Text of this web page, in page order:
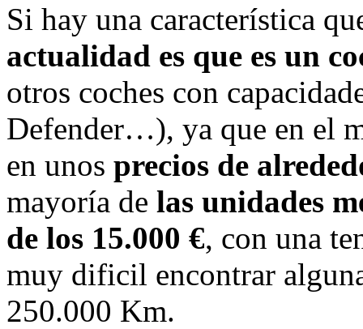
Si hay una característica
actualidad es que es un
otros coches con
Defender…), ya que en el
en unos precios de
mayoría de las unidades
de los 15.000 €, con una
muy dificil encontrar
250.000 Km.